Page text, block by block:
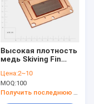
Высокая плотность
медь Skiving Fin
Жидкость
охлаждающий блок
CNC обработки ЦПУ
Цена:2~10
MOQ:100